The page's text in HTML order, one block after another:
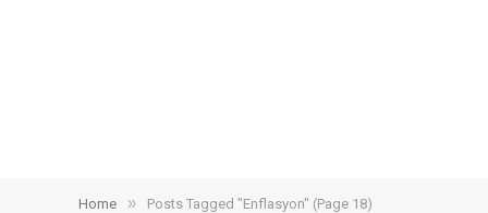
Home » Posts Tagged "Enflasyon" (Page 18)